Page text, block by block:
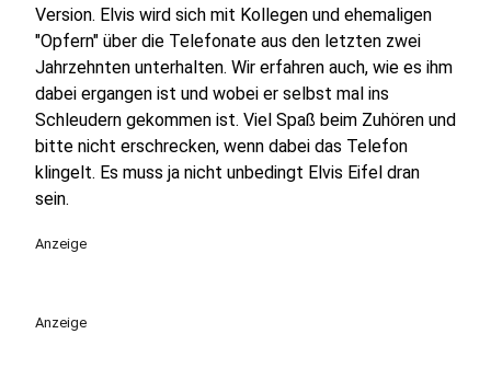
Version. Elvis wird sich mit Kollegen und ehemaligen
"Opfern" über die Telefonate aus den letzten zwei
Jahrzehnten unterhalten. Wir erfahren auch, wie es ihm
dabei ergangen ist und wobei er selbst mal ins
Schleudern gekommen ist. Viel Spaß beim Zuhören und
bitte nicht erschrecken, wenn dabei das Telefon
klingelt. Es muss ja nicht unbedingt Elvis Eifel dran
sein.
Anzeige
Anzeige